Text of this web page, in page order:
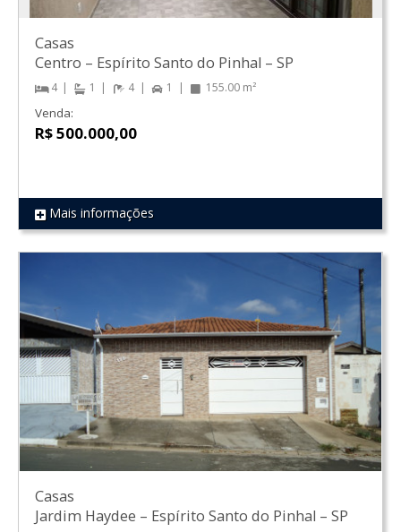
REF 316
Casas
Centro – Espírito Santo do Pinhal – SP
4 1 4 1 155.00 m²
Venda:
R$ 500.000,00
Mais informações
Casas
Jardim Haydee – Espírito Santo do Pinhal – SP